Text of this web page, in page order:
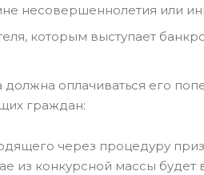
несовершеннолетия или
которым выступает
оплачиваться его
граждан:
через процедуру
из конкурсной массы